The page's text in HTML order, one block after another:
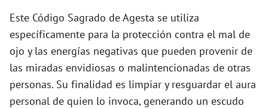
e
o
Este Código Sagrado de Agesta se utiliza
específicamente para la protección contra el mal de
ojo y las energías negativas que pueden provenir de
las miradas envidiosas o malintencionadas de otras
personas. Su finalidad es limpiar y resguardar el aura
personal de quien lo invoca, generando un escudo